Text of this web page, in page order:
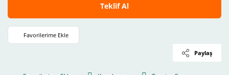
Teklif Al
Paylaş